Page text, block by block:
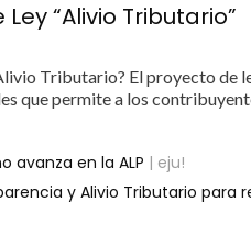
“Alivio Tributario”
Tributario? El proyecto de
que permite a los
avanza en la ALP | eju!
y Alivio Tributario